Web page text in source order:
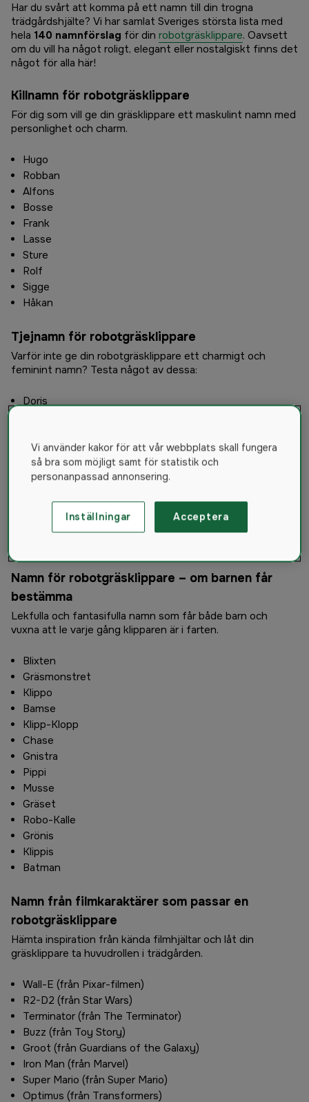
Har du svårt att komma på ett namn till din trogna
trädgårdshjälte? Vi har samlat Sveriges största lista med
hela 140 namnförslag för din robotgräsklippare. Oavsett
om du vill ha något roligt, elegant eller nostalgiskt finns det
något för alla här!
Killnamn för robotgräsklippare
För dig som vill ge din gräsklippare ett maskulint namn med
personlighet och charm.
Hugo
Robban
Alfons
Bosse
Frank
Lasse
Sture
Rolf
Sigge
Håkan
Tjejnamn för robotgräsklippare
Varför inte ge din robotgräsklippare ett charmigt och
feminint namn? Testa något av dessa:
Doris
Elsa
Greta
Siri
Namn för robotgräsklippare – om barnen får
bestämma
Lekfulla och fantasifulla namn som får både barn och
vuxna att le varje gång klipparen är i farten.
Blixten
Gräsmonstret
Klippo
Bamse
Klipp-Klopp
Chase
Gnistra
Pippi
Musse
Gräset
Robo-Kalle
Grönis
Klippis
Batman
Namn från filmkaraktärer som passar en
robotgräsklippare
Hämta inspiration från kända filmhjältar och låt din
gräsklippare ta huvudrollen i trädgården.
Wall-E (från Pixar-filmen)
R2-D2 (från Star Wars)
Terminator (från The Terminator)
Buzz (från Toy Story)
Groot (från Guardians of the Galaxy)
Iron Man (från Marvel)
Super Mario (från Super Mario)
Optimus (från Transformers)
Vi använder kakor för att vår webbplats skall fungera
så bra som möjligt samt för statistik och
personanpassad annonsering.
Inställningar Acceptera